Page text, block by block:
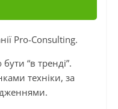
Pro-Consulting.
“в тренді”.
техніки, за